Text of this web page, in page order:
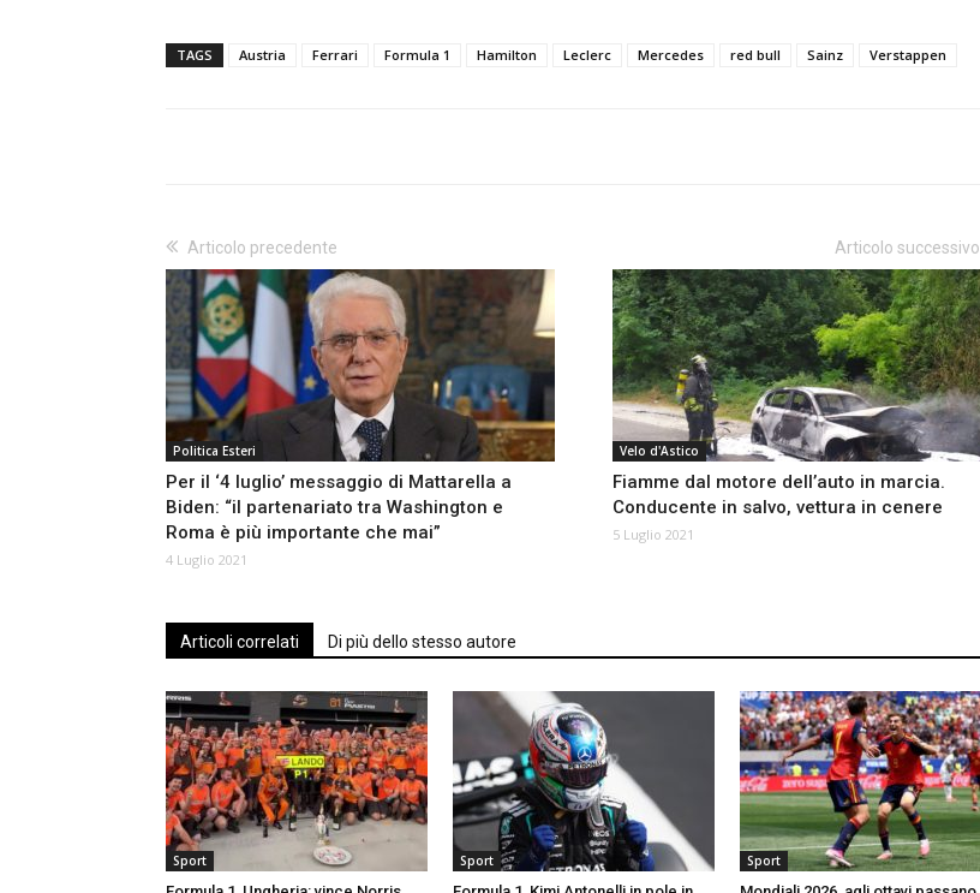
TAGS Austria Ferrari Formula 1 Hamilton Leclerc Mercedes red bull Sainz Verstappen
Articolo precedente
Politica Esteri
Per il ‘4 luglio’ messaggio di Mattarella a
Biden: “il partenariato tra Washington e
Roma è più importante che mai”
4 Luglio 2021
Articolo successivo
Velo d'Astico
Fiamme dal motore dell’auto in marcia.
Conducente in salvo, vettura in cenere
5 Luglio 2021
Articoli correlati Di più dello stesso autore
Sport Sport Sport